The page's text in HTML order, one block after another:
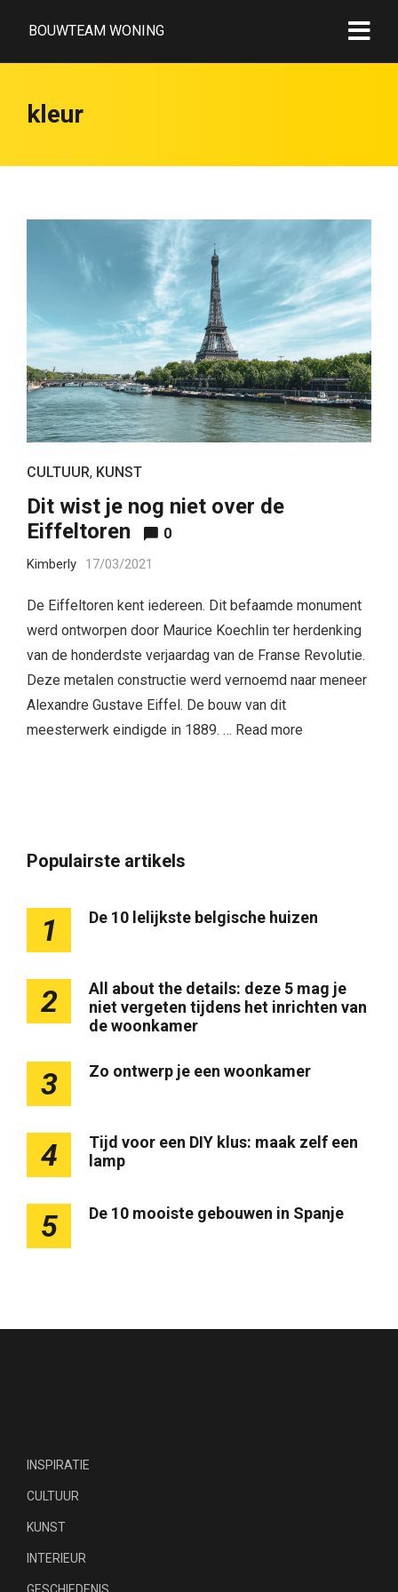
BOUWTEAM WONING
kleur
CULTUUR, KUNST
Dit wist je nog niet over de
Eiffeltoren
0
Kimberly 17/03/2021
De Eiffeltoren kent iedereen. Dit befaamde monument
werd ontworpen door Maurice Koechlin ter herdenking
van de honderdste verjaardag van de Franse Revolutie.
Deze metalen constructie werd vernoemd naar meneer
Alexandre Gustave Eiffel. De bouw van dit
meesterwerk eindigde in 1889. … Read more
Populairste artikels
1 De 10 lelijkste belgische huizen
2
All about the details: deze 5 mag je
niet vergeten tijdens het inrichten van
de woonkamer
3 Zo ontwerp je een woonkamer
4
Tijd voor een DIY klus: maak zelf een
lamp
5 De 10 mooiste gebouwen in Spanje
INSPIRATIE
CULTUUR
KUNST
INTERIEUR